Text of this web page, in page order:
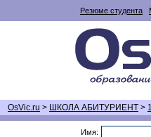
Резюме студента
OsVic.ru > ШКОЛА АБИТУРИЕНТ >
Имя: